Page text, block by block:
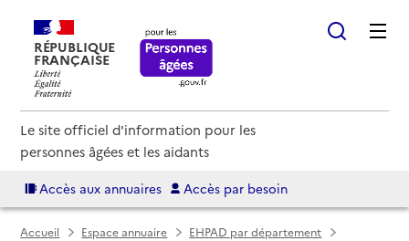
RÉPUBLIQUE
FRANÇAISE
Le site officiel d'information pour les
personnes âgées et les aidants
Accès aux annuaires Accès par besoin
Accueil Espace annuaire
EHPAD par département